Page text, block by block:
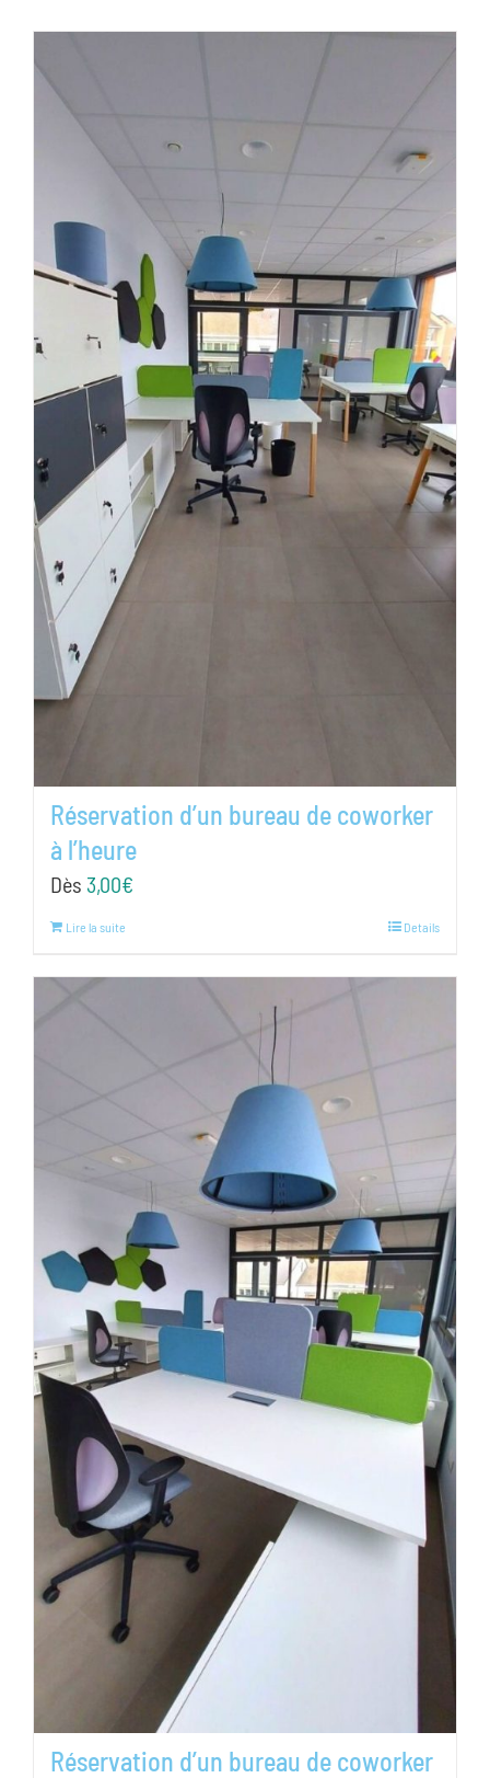
Réservation d’un bureau de coworker
à l’heure
Dès 3,00€
Lire la suite Details
Réservation d’un bureau de coworker